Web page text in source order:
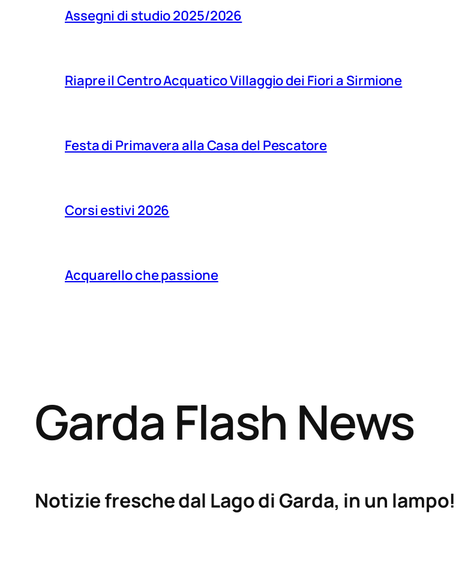
Assegni di studio 2025/2026
Riapre il Centro Acquatico Villaggio dei Fiori a Sirmione
Festa di Primavera alla Casa del Pescatore
Corsi estivi 2026
Acquarello che passione
Garda Flash News
Notizie fresche dal Lago di Garda, in un lampo!